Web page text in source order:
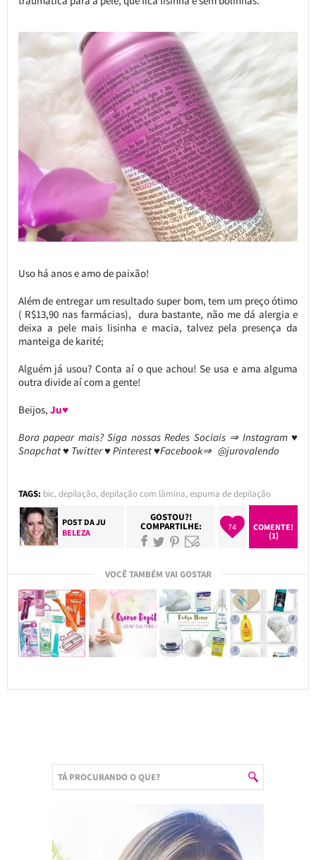
Uso há anos e amo de paixão!
Além de entregar um resultado super bom, tem um preço ótimo
( R$13,90 nas farmácias), dura bastante, não me dá alergia e
deixa a pele mais lisinha e macia, talvez pela presença da
manteiga de karité;
Alguém já usou? Conta aí o que achou! Se usa e ama alguma
outra divide aí com a gente!
Beijos, Ju♥
Bora papear mais? Siga nossas Redes Sociais ⇒ Instagram ♥
Snapchat ♥ Twitter ♥ Pinterest ♥Facebook⇒ @jurovalendo
TAGS: bic,depilação,depilação com lâmina,espuma de depilação
POST DAJU
BELEZA
GOSTOU?!
COMPARTILHE: 74
COMENTE!
(1)
VOCÊ TAMBÉM VAI GOSTAR